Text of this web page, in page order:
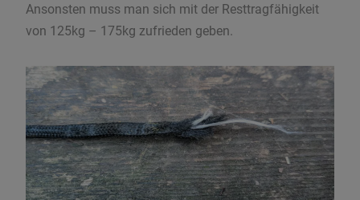
Ansonsten muss man sich mit der Resttragfähigkeit
von 125kg – 175kg zufrieden geben.